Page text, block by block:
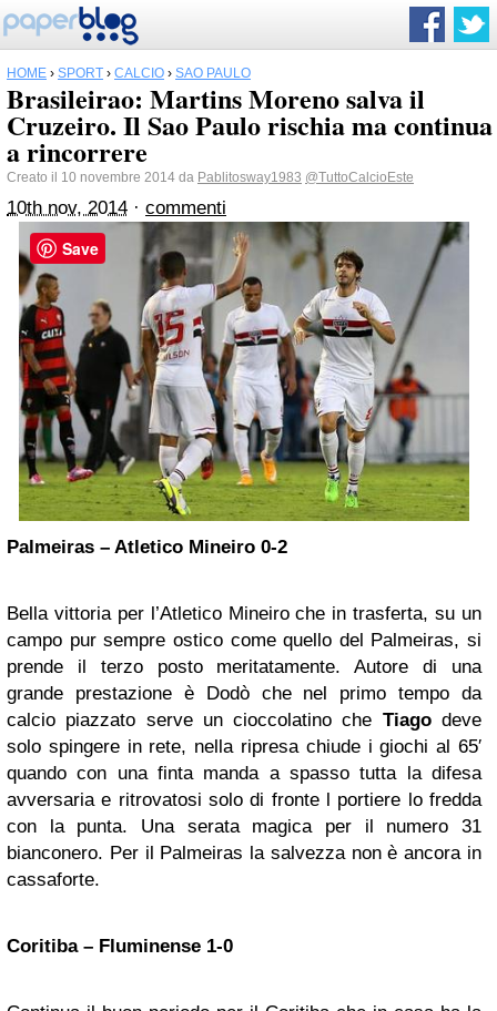
HOME › SPORT › CALCIO › SAO PAULO
Brasileirao: Martins Moreno salva il
Cruzeiro. Il Sao Paulo rischia ma continua
a rincorrere
Creato il 10 novembre 2014 da Pablitosway1983 @TuttoCalcioEste
10th nov, 2014 · commenti
Palmeiras – Atletico Mineiro 0-2
Bella vittoria per l’Atletico Mineiro che in trasferta, su un
campo pur sempre ostico come quello del Palmeiras, si
prende il terzo posto meritatamente. Autore di una
grande prestazione è Dodò che nel primo tempo da
calcio piazzato serve un cioccolatino che Tiagodeve
solo spingere in rete, nella ripresa chiude i giochi al 65′
quando con una finta manda a spasso tutta la difesa
avversaria e ritrovatosi solo di fronte l portiere lo fredda
con la punta. Una serata magica per il numero 31
bianconero. Per il Palmeiras la salvezza non è ancora in
cassaforte.
Coritiba – Fluminense 1-0
Save